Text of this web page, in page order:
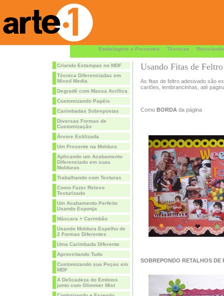
Embalagens e Presentes Técnicas Reciclando
Criando Estampas no MDF
Técnica Diferenciadas em
Mixed Media
Degradê com Massa Acrílica
Customizando Papéis
Carimbadas Sobrepostas
Diversas Formas de
Customização
Árvore Estilizada
Um Presente na Moldura
Aplicando um Acabamento
Diferenciado em suas
Molduras
Trabalhando com Texturas
Como Fazer Relevo
Texturizado
Um Acabamento Perfeito
Usando Esponja
Máscara + Carimbão
Usando Moldura Espelho de
2 Formas Diferentes
Uma Carimbada Diferente
Aproveitando Tudo
Customizando sua Peças em
MDF
A Delicadeza do Emboss
junto com Glimmer Mist
Usando Fitas de
As fitas de feltro adesivado são
cartões, lembrancinhas, até
Como BORDA da página
SOBREPONDO RETALHOS DE